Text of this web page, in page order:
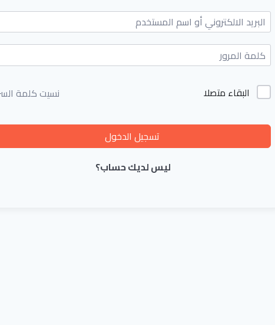
البقاء متصلا نسيت كلمة
تسجيل الدخول
ليس لديك حساب؟